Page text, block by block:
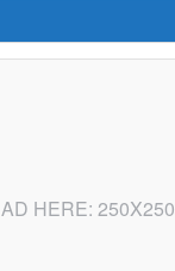
AD HERE: 250X250